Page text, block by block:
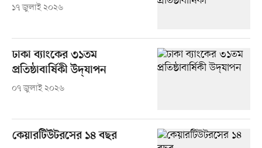
১৭ জুলাই ২০২৬
ঢাকা ব্যাংকের ৩১তম
প্রতিষ্ঠাবার্ষিকী উদ্‌যাপন
০৭ জুলাই ২০২৬
কেয়ারটিউটরসের ১৪ বছর